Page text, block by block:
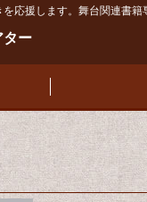
応援します。舞台関連書籍
ター